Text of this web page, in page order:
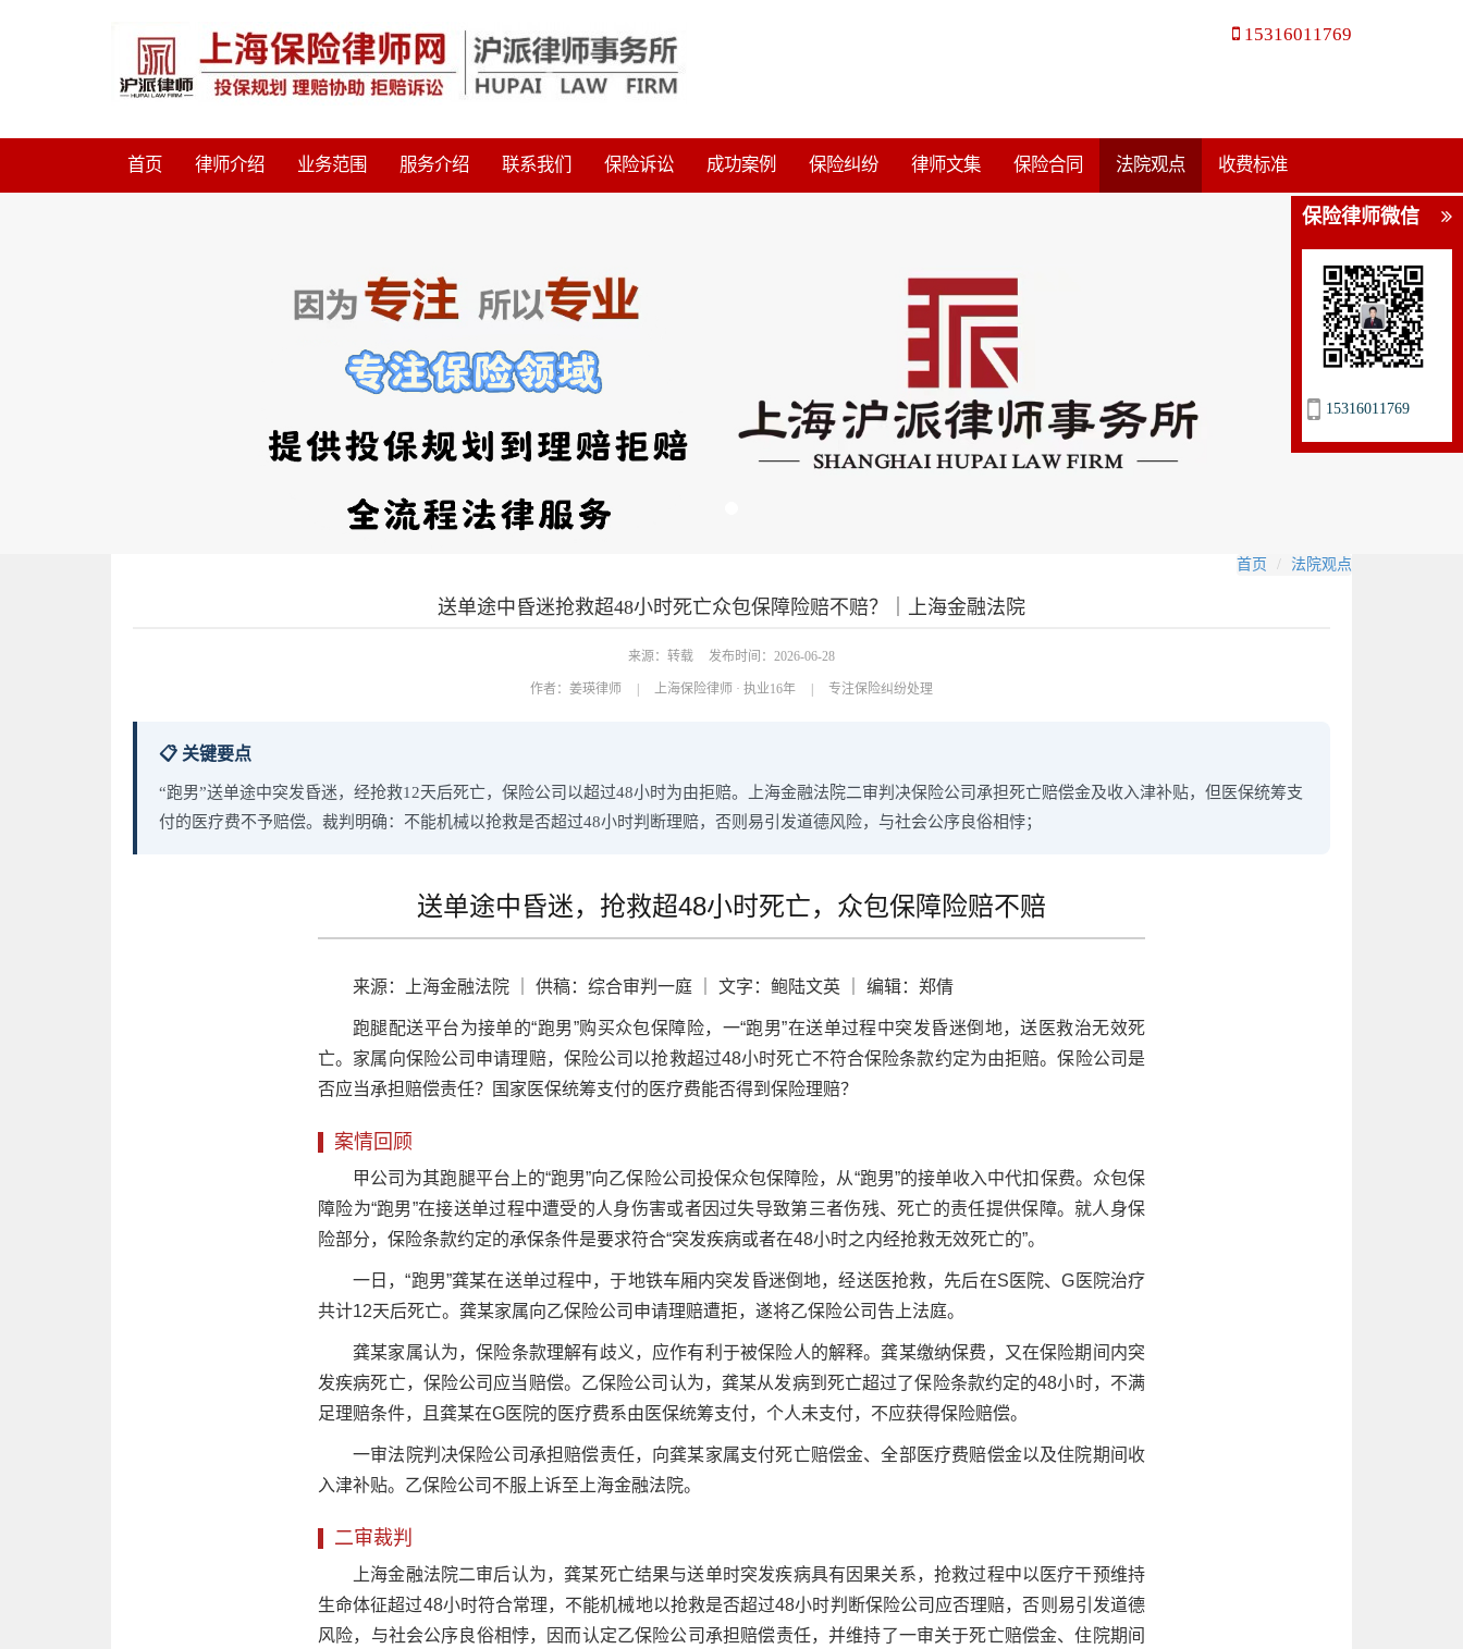
15316011769
首页 律师介绍 业务范围 服务介绍 联系我们 保险诉讼 成功案例 保险纠纷 律师文集 保险合同 法院观点 收费标准
首页 法院观点
送单途中昏迷抢救超48小时死亡众包保障险赔不赔？｜上海金融法院
来源：转载 发布时间：2026-06-28
作者： 姜瑛律师 上海保险律师 · 执业16年 专注保险纠纷处理
📋 关键要点
“跑男”送单途中突发昏迷，经抢救12天后死亡，保险公司以超过48小时为由拒赔。上海金融法院二审判决保险公司承担死亡赔偿金及收入津补贴，但医保统筹支
付的医疗费不予赔偿。裁判明确：不能机械以抢救是否超过48小时判断理赔，否则易引发道德风险，与社会公序良俗相悖；
送单途中昏迷，抢救超48小时死亡，众包保障险赔不赔
来源：上海金融法院 ｜ 供稿：综合审判一庭 ｜ 文字：鲍陆文英 ｜ 编辑：郑倩
跑腿配送平台为接单的“跑男”购买众包保障险，一“跑男”在送单过程中突发昏迷倒地，送医救治无效死
亡。家属向保险公司申请理赔，保险公司以抢救超过48小时死亡不符合保险条款约定为由拒赔。保险公司是
否应当承担赔偿责任？国家医保统筹支付的医疗费能否得到保险理赔？
案情回顾
甲公司为其跑腿平台上的“跑男”向乙保险公司投保众包保障险，从“跑男”的接单收入中代扣保费。众包保
障险为“跑男”在接送单过程中遭受的人身伤害或者因过失导致第三者伤残、死亡的责任提供保障。就人身保
险部分，保险条款约定的承保条件是要求符合“突发疾病或者在48小时之内经抢救无效死亡的”。
一日，“跑男”龚某在送单过程中，于地铁车厢内突发昏迷倒地，经送医抢救，先后在S医院、G医院治疗
共计12天后死亡。龚某家属向乙保险公司申请理赔遭拒，遂将乙保险公司告上法庭。
龚某家属认为，保险条款理解有歧义，应作有利于被保险人的解释。龚某缴纳保费，又在保险期间内突
发疾病死亡，保险公司应当赔偿。乙保险公司认为，龚某从发病到死亡超过了保险条款约定的48小时，不满
足理赔条件，且龚某在G医院的医疗费系由医保统筹支付，个人未支付，不应获得保险赔偿。
一审法院判决保险公司承担赔偿责任，向龚某家属支付死亡赔偿金、全部医疗费赔偿金以及住院期间收
入津补贴。乙保险公司不服上诉至上海金融法院。
二审裁判
上海金融法院二审后认为，龚某死亡结果与送单时突发疾病具有因果关系，抢救过程中以医疗干预维持
生命体征超过48小时符合常理，不能机械地以抢救是否超过48小时判断保险公司应否理赔，否则易引发道德
风险，与社会公序良俗相悖，因而认定乙保险公司承担赔偿责任，并维持了一审关于死亡赔偿金、住院期间
保险律师微信
15316011769